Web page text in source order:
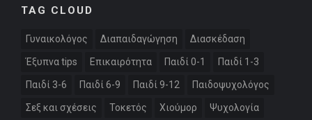
TAG CLOUD
Γυναικολόγος Διαπαιδαγώγηση Διασκέδαση
Έξυπνα tips Επικαιρότητα Παιδί 0-1 Παιδί 1-3
Παιδί 3-6 Παιδί 6-9 Παιδί 9-12 Παιδοψυχολόγος
Σεξ και σχέσεις Τοκετός Χιούμορ Ψυχολογία